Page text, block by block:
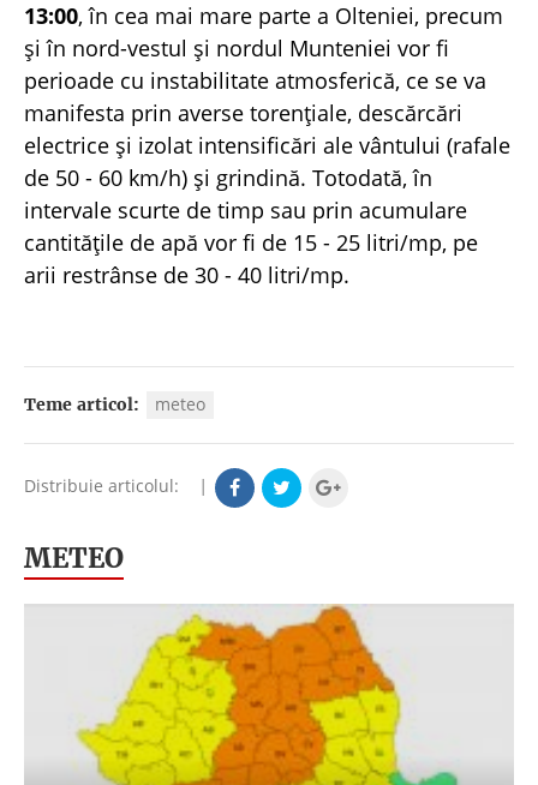
13:00, în cea mai mare parte a Olteniei, precum
și în nord-vestul și nordul Munteniei vor fi
perioade cu instabilitate atmosferică, ce se va
manifesta prin averse torențiale, descărcări
electrice și izolat intensificări ale vântului (rafale
de 50 - 60 km/h) și grindină. Totodată, în
intervale scurte de timp sau prin acumulare
cantitățile de apă vor fi de 15 - 25 litri/mp, pe
arii restrânse de 30 - 40 litri/mp.
Teme articol: meteo
Distribuie articolul: |
METEO